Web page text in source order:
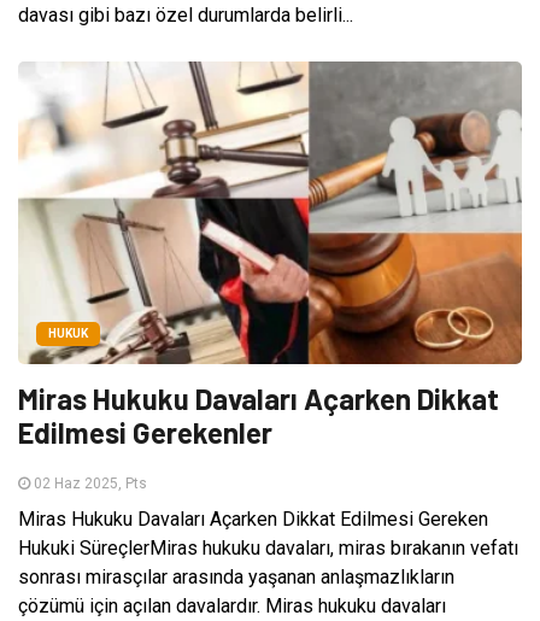
davası gibi bazı özel durumlarda belirli...
HUKUK
Miras Hukuku Davaları Açarken Dikkat
Edilmesi Gerekenler
02 Haz 2025, Pts
Miras Hukuku Davaları Açarken Dikkat Edilmesi Gereken
Hukuki SüreçlerMiras hukuku davaları, miras bırakanın vefatı
sonrası mirasçılar arasında yaşanan anlaşmazlıkların
çözümü için açılan davalardır. Miras hukuku davaları